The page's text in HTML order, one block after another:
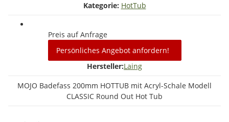
Kategorie: HotTub
Preis auf Anfrage
Persönliches Angebot anfordern!
Hersteller:Laing
MOJO Badefass 200mm HOTTUB mit Acryl-Schale Modell
CLASSIC Round Out Hot Tub